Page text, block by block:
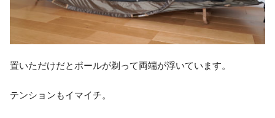
置いただけだとポールが剃って両端が浮いています。
テンションもイマイチ。